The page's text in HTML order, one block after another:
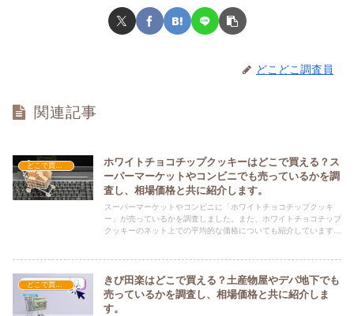
どこどこ調査員
関連記事
ホワイトチョコチップクッキーはどこで買える？ス
ーパーマーケットやコンビニでも売っているかを調
査し、相場価格と共に紹介します。
スーパーマーケットやコンビニに「ホワイトチョコチップクッキ
ー」が売っているかを調査しました。また、ホワイトチョコチップ
クッキーのネット上での平均的な価格についても紹介しています。
きび田楽はどこで買える？土産物屋やデパ地下でも
売っているかを調査し、相場価格と共に紹介しま
す。